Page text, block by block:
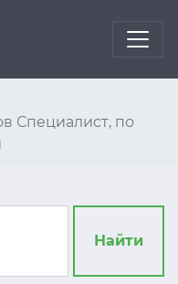
Специалист, по
Найти